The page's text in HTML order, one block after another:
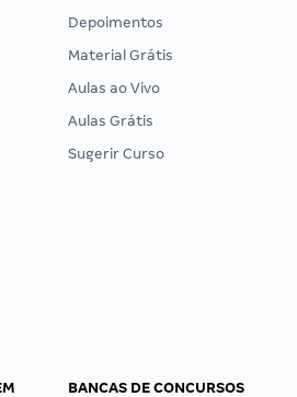
Depoimentos
Material Grátis
Aulas ao Vivo
Aulas Grátis
Sugerir Curso
BANCAS DE CONCURSOS